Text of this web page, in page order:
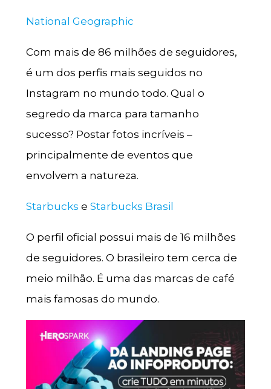
National Geographic
Com mais de 86 milhões de seguidores,
é um dos perfis mais seguidos no
Instagram no mundo todo. Qual o
segredo da marca para tamanho
sucesso? Postar fotos incríveis –
principalmente de eventos que
envolvem a natureza.
Starbucks e Starbucks Brasil
O perfil oficial possui mais de 16 milhões
de seguidores. O brasileiro tem cerca de
meio milhão. É uma das marcas de café
mais famosas do mundo.